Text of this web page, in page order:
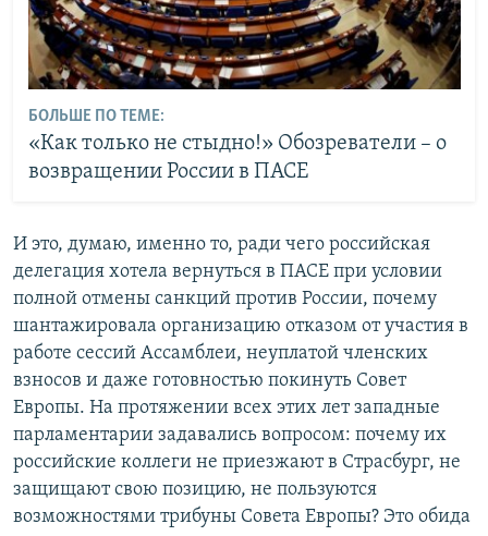
БОЛЬШЕ ПО ТЕМЕ:
«Как только не стыдно!» Обозреватели – о
возвращении России в ПАСЕ
И это, думаю, именно то, ради чего российская
делегация хотела вернуться в ПАСЕ при условии
полной отмены санкций против России, почему
шантажировала организацию отказом от участия в
работе сессий Ассамблеи, неуплатой членских
взносов и даже готовностью покинуть Совет
Европы. На протяжении всех этих лет западные
парламентарии задавались вопросом: почему их
российские коллеги не приезжают в Страсбург, не
защищают свою позицию, не пользуются
возможностями трибуны Совета Европы? Это обида